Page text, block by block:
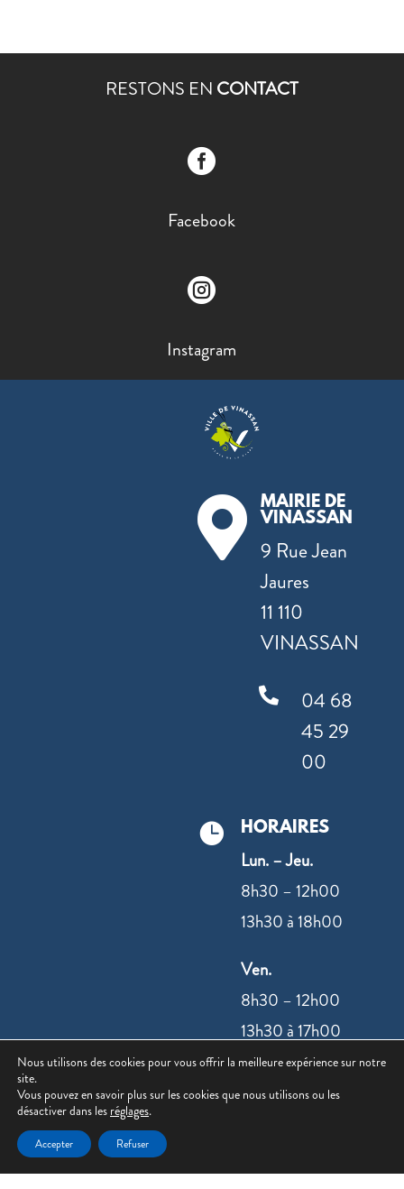
RESTONS EN CONTACT

Facebook

Instagram

MAIRIE DE
VINASSAN
9 Rue Jean
Jaures
11 110
VINASSAN

04 68
45 29
00
 HORAIRES
Lun. – Jeu.
8h30 – 12h00
13h30 à 18h00
Ven.
8h30 – 12h00
13h30 à 17h00
NOUS
Nous utilisons des cookies pour vous offrir la meilleure expérience sur notre
site.
Vous pouvez en savoir plus sur les cookies que nous utilisons ou les
désactiver dans les réglages.
Accepter Refuser